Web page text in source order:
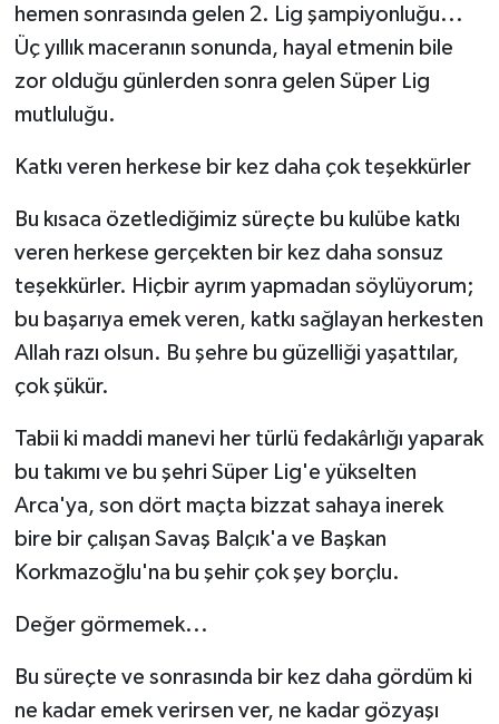
hemen sonrasında gelen 2. Lig şampiyonluğu...
Üç yıllık maceranın sonunda, hayal etmenin bile
zor olduğu günlerden sonra gelen Süper Lig
mutluluğu.
Katkı veren herkese bir kez daha çok teşekkürler
Bu kısaca özetlediğimiz süreçte bu kulübe katkı
veren herkese gerçekten bir kez daha sonsuz
teşekkürler. Hiçbir ayrım yapmadan söylüyorum;
bu başarıya emek veren, katkı sağlayan herkesten
Allah razı olsun. Bu şehre bu güzelliği yaşattılar,
çok şükür.
Tabii ki maddi manevi her türlü fedakârlığı yaparak
bu takımı ve bu şehri Süper Lig'e yükselten
Arca'ya, son dört maçta bizzat sahaya inerek
bire bir çalışan Savaş Balçık'a ve Başkan
Korkmazoğlu'na bu şehir çok şey borçlu.
Değer görmemek...
Bu süreçte ve sonrasında bir kez daha gördüm ki
ne kadar emek verirsen ver, ne kadar gözyaşı